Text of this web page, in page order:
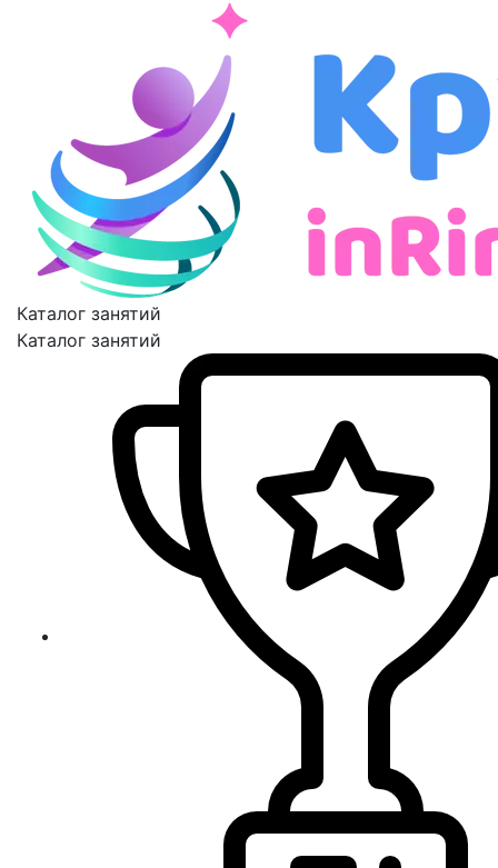
Каталог занятий
Каталог занятий